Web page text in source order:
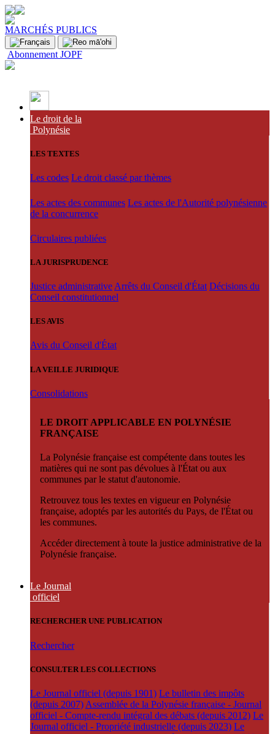
MARCHÉS PUBLICS
Abonnement JOPF
Le droit de la
Polynésie
LES TEXTES
Les codes Le droit classé par thèmes
Les actes des communes Les actes de l'Autorité polynésienne
de la concurrence
Circulaires publiées
LA JURISPRUDENCE
Justice administrative Arrêts du Conseil d'État Décisions du
Conseil constitutionnel
LES AVIS
Avis du Conseil d'État
LA VEILLE JURIDIQUE
Consolidations
LE DROIT APPLICABLE EN POLYNÉSIE
FRANÇAISE
La Polynésie française est compétente dans toutes les
matières qui ne sont pas dévolues à l'État ou aux
communes par le statut d'autonomie.
Retrouvez tous les textes en vigueur en Polynésie
française, adoptés par les autorités du Pays, de l'État ou
les communes.
Accéder directement à toute la justice administrative de la
Polynésie française.
Le Journal
officiel
RECHERCHER UNE PUBLICATION
Rechercher
CONSULTER LES COLLECTIONS
Le Journal officiel (depuis 1901) Le bulletin des impôts
(depuis 2007) Assemblée de la Polynésie française - Journal
officiel - Compte-rendu intégral des débats (depuis 2012) Le
Journal officiel - Propriété industrielle (depuis 2023) Le